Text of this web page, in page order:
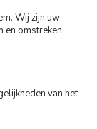
Wij zijn uw
en omstreken.
van het